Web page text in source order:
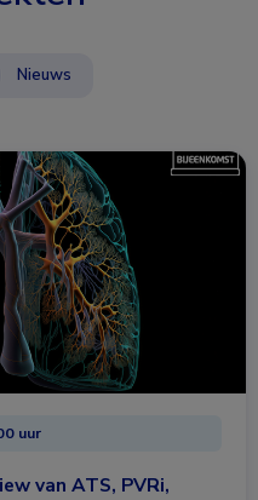
Nieuws
uur
van ATS, PVRi,